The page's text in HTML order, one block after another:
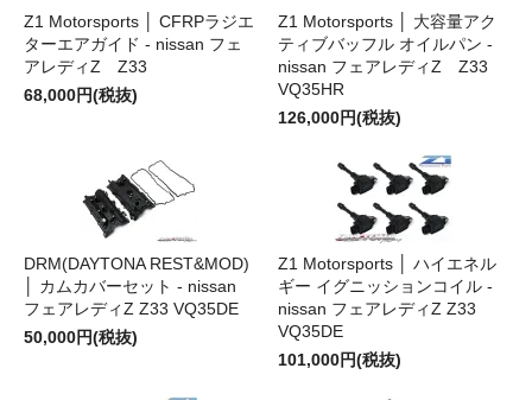
Z1 Motorsports │ CFRPラジエ
ターエアガイド - nissan フェ
アレディZ Z33
68,000円(税抜)
Z1 Motorsports │ 大容量アク
ティブバッフル オイルパン -
nissan フェアレディZ Z33
VQ35HR
126,000円(税抜)
DRM(DAYTONA REST&MOD)
│ カムカバーセット - nissan
フェアレディZ Z33 VQ35DE
50,000円(税抜)
Z1 Motorsports │ ハイエネル
ギー イグニッションコイル -
nissan フェアレディZ Z33
VQ35DE
101,000円(税抜)